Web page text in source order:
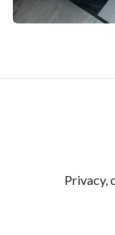
Privacy,